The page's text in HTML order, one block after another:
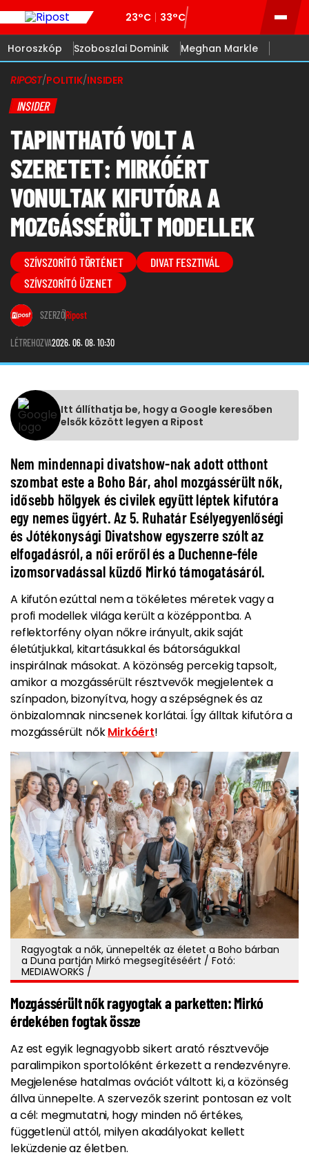
23°C 33°C
Horoszkóp Szoboszlai Dominik Meghan Markle
RIPOST/POLITIK/INSIDER
INSIDER
TAPINTHATÓ VOLT A
SZERETET: MIRKÓÉRT
VONULTAK KIFUTÓRA A
MOZGÁSSÉRÜLT MODELLEK
SZÍVSZORÍTÓ TÖRTÉNET
DIVAT FESZTIVÁL
SZÍVSZORÍTÓ ÜZENET
SZERZŐRipost
LÉTREHOZVA2026. 06. 08. 10:30
Itt állíthatja be, hogy a Google keresőben
elsők között legyen a Ripost
Nem mindennapi divatshow-nak adott otthont
szombat este a Boho Bár, ahol mozgássérült nők,
idősebb hölgyek és civilek együtt léptek kifutóra
egy nemes ügyért. Az 5. Ruhatár Esélyegyenlőségi
és Jótékonysági Divatshow egyszerre szólt az
elfogadásról, a női erőről és a Duchenne-féle
izomsorvadással küzdő Mirkó támogatásáról.
A kifutón ezúttal nem a tökéletes méretek vagy a
profi modellek világa került a középpontba. A
reflektorfény olyan nőkre irányult, akik saját
életútjukkal, kitartásukkal és bátorságukkal
inspirálnak másokat. A közönség percekig tapsolt,
amikor a mozgássérült résztvevők megjelentek a
színpadon, bizonyítva, hogy a szépségnek és az
önbizalomnak nincsenek korlátai. Így álltak kifutóra a
mozgássérült nőkMirkóért!
Ragyogtak a nők, ünnepelték az életet a Boho bárban
a Duna partján Mirkó megsegítéséért / Fotó:
MEDIAWORKS /
Mozgássérült nők ragyogtak a parketten: Mirkó
érdekében fogtak össze
Az est egyik legnagyobb sikert arató résztvevője
paralimpikon sportolóként érkezett a rendezvényre.
Megjelenése hatalmas ovációt váltott ki, a közönség
állva ünnepelte. A szervezők szerint pontosan ez volt
a cél: megmutatni, hogy minden nő értékes,
függetlenül attól, milyen akadályokat kellett
leküzdenie az életben.